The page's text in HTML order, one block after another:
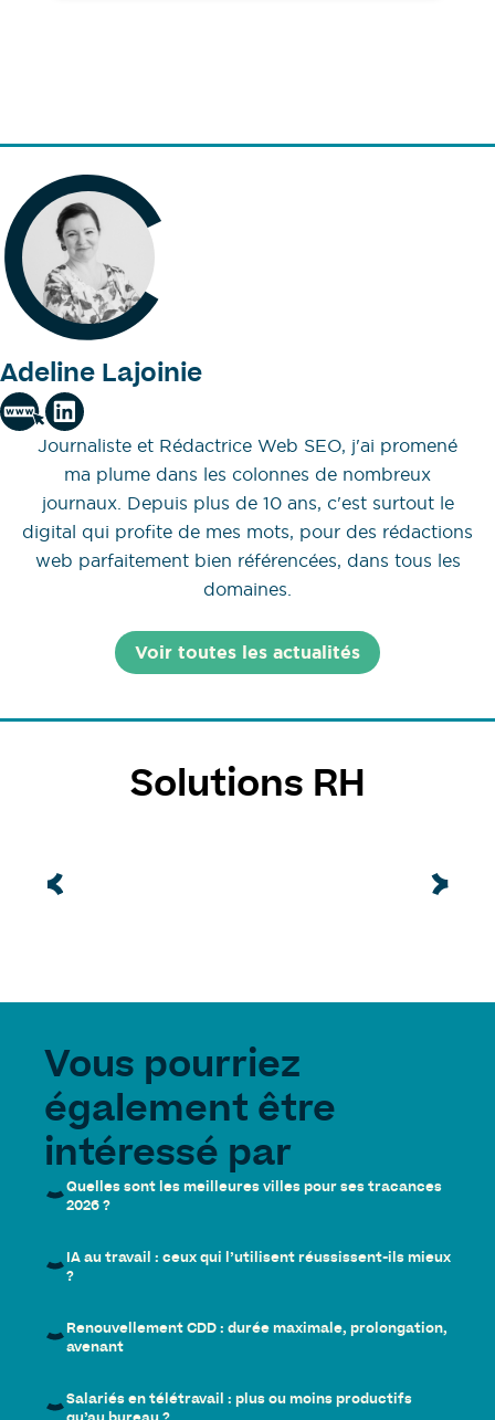
Adeline Lajoinie
Journaliste et Rédactrice Web SEO, j'ai promené
ma plume dans les colonnes de nombreux
journaux. Depuis plus de 10 ans, c'est surtout le
digital qui profite de mes mots, pour des rédactions
web parfaitement bien référencées, dans tous les
domaines.
Voir toutes les actualités
Solutions RH
Vous pourriez
également être
intéressé par
Quelles sont les meilleures villes pour ses tracances
2026 ?
IA au travail : ceux qui l’utilisent réussissent-ils mieux
?
Renouvellement CDD : durée maximale, prolongation,
avenant
Salariés en télétravail : plus ou moins productifs